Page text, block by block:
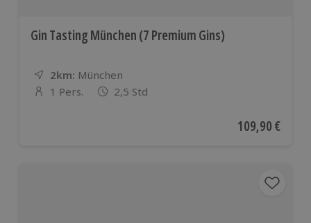
Gin Tasting München (7 Premium Gins)
2km: Entfernung
Standort
München
Anzahl der Teilnehmer
1 Pers. 2,5 Std
Aktueller Preis
109,90 €